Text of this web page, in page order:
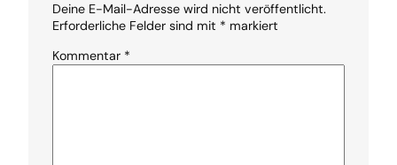
Deine E-Mail-Adresse wird nicht veröffentlicht.
Erforderliche Felder sind mit * markiert
Kommentar *